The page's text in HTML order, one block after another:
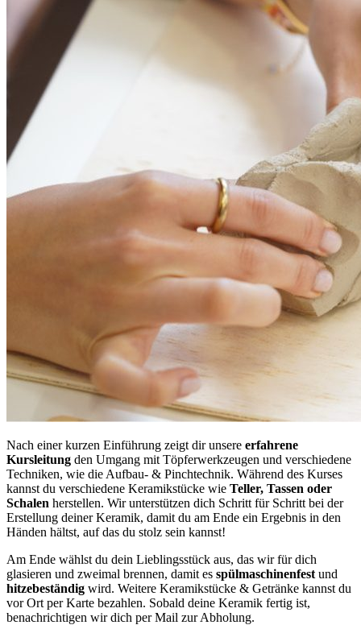
Nach einer kurzen Einführung zeigt dir unsere erfahrene
Kursleitung den Umgang mit Töpferwerkzeugen und verschiedene
Techniken, wie die Aufbau- & Pinchtechnik. Während des Kurses
kannst du verschiedene Keramikstücke wie Teller, Tassen oder
Schalen herstellen. Wir unterstützen dich Schritt für Schritt bei der
Erstellung deiner Keramik, damit du am Ende ein Ergebnis in den
Händen hältst, auf das du stolz sein kannst!
Am Ende wählst du dein Lieblingsstück aus, das wir für dich
glasieren und zweimal brennen, damit es spülmaschinenfest und
hitzebeständig wird. Weitere Keramikstücke & Getränke kannst du
vor Ort per Karte bezahlen. Sobald deine Keramik fertig ist,
benachrichtigen wir dich per Mail zur Abholung.